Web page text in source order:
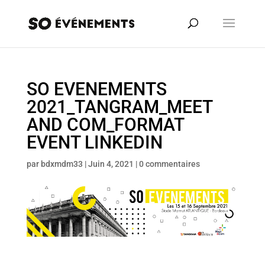
SO EVENEMENTS
2021_TANGRAM_MEET
AND COM_FORMAT
EVENT LINKEDIN
par bdxmdm33 |Juin 4, 2021 |0 commentaires